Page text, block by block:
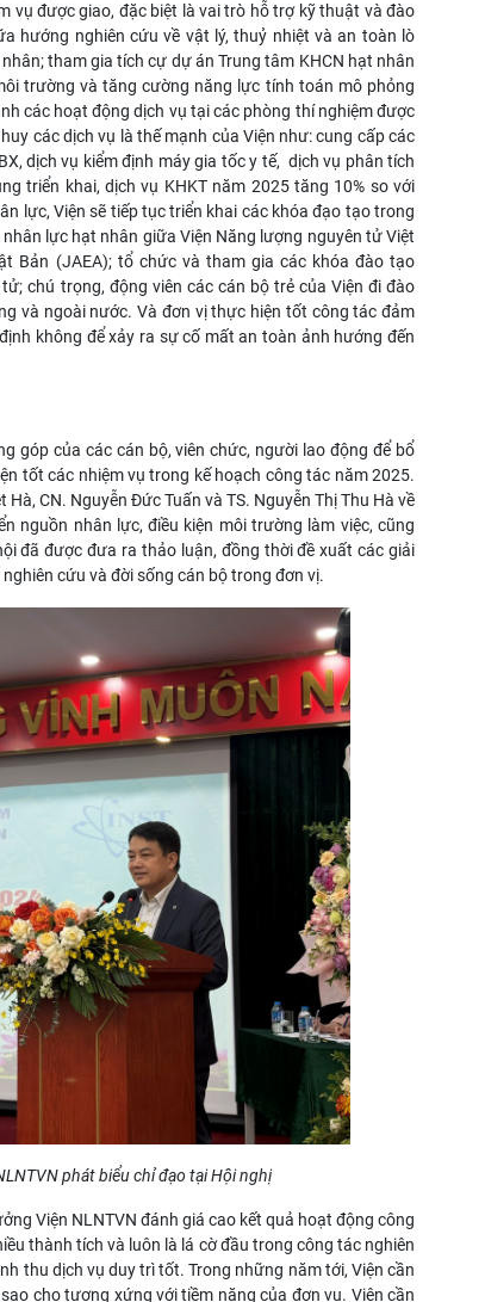
vụ được giao, đặc biệt là vai trò hỗ trợ kỹ thuật và đào
hướng nghiên cứu về vật lý, thuỷ nhiệt và an toàn lò
tham gia tích cự dự án Trung tâm KHCN hạt nhân
trường và tăng cường năng lực tính toán mô phỏng
các hoạt động dịch vụ tại các phòng thí nghiệm được
các dịch vụ là thế mạnh của Viện như: cung cấp các
dịch vụ kiểm định máy gia tốc y tế, dịch vụ phân tích
triển khai, dịch vụ KHKT năm 2025 tăng 10% so với
lực, Viện sẽ tiếp tục triển khai các khóa đạo tạo trong
lực hạt nhân giữa Viện Năng lượng nguyên tử Việt
Bản (JAEA); tổ chức và tham gia các khóa đào tạo
chú trọng, động viên các cán bộ trẻ của Viện đi đào
và ngoài nước. Và đơn vị thực hiện tốt công tác đảm
không để xảy ra sự cố mất an toàn ảnh hướng đến
góp của các cán bộ, viên chức, người lao động để bổ
tốt các nhiệm vụ trong kế hoạch công tác năm 2025.
CN. Nguyễn Đức Tuấn và TS. Nguyễn Thị Thu Hà về
nguồn nhân lực, điều kiện môi trường làm việc, cũng
đã được đưa ra thảo luận, đồng thời đề xuất các giải
cứu và đời sống cán bộ trong đơn vị.
phát biểu chỉ đạo tại Hội nghị
Viện NLNTVN đánh giá cao kết quả hoạt động công
thành tích và luôn là lá cờ đầu trong công tác nghiên
thu dịch vụ duy trì tốt. Trong những năm tới, Viện cần
cho tương xứng với tiềm năng của đơn vụ. Viện cần